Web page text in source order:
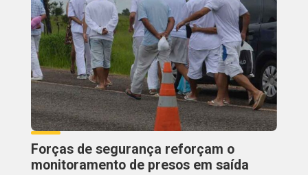
Forças de segurança reforçam o
monitoramento de presos em saída